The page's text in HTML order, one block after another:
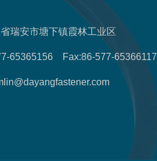
瑞安市塘下镇霞林工业区
65365156 Fax:86-577-65366117